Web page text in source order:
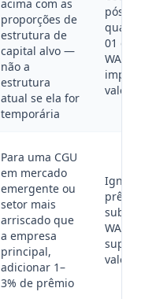
acima com as
proporções de
estrutura de
capital alvo —
não a
estrutura
atual se ela for
temporária
pós-
01
WACC
valor
Para uma CGU
em mercado
emergente ou
setor mais
arriscado que
a empresa
principal,
adicionar 1–
3% de prêmio
WACC
valor